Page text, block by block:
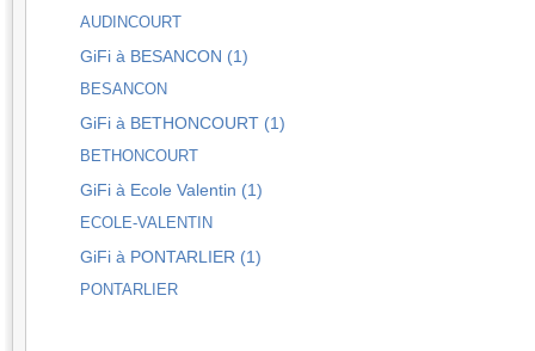
AUDINCOURT
GiFi à BESANCON (1)
BESANCON
GiFi à BETHONCOURT (1)
BETHONCOURT
GiFi à Ecole Valentin (1)
ECOLE-VALENTIN
GiFi à PONTARLIER (1)
PONTARLIER